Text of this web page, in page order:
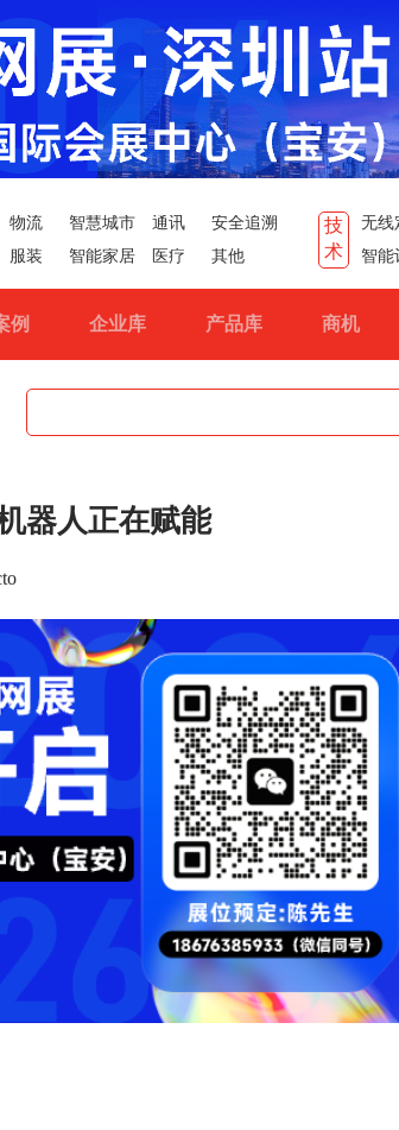
物流 智慧城市 通讯
安全追溯
服装 智能家居 医疗 其他
技
术
无线
智能
例 企业库 产品库 商机
器人正在赋能